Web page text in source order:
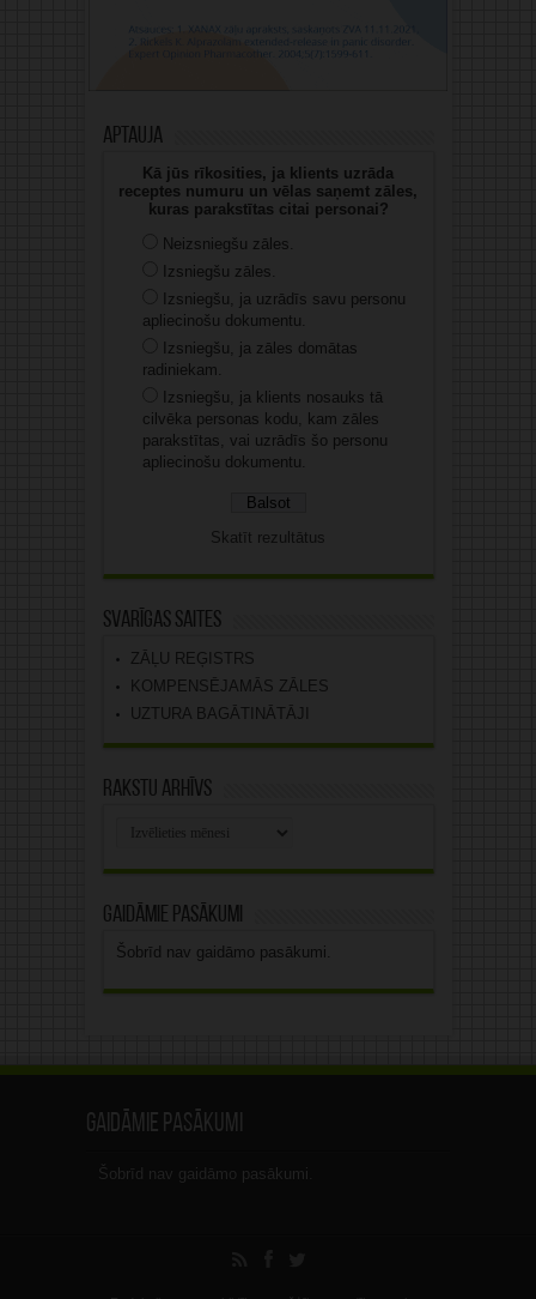
Aptauja
Kā jūs rīkosities, ja klients uzrāda
receptes numuru un vēlas saņemt zāles,
kuras parakstītas citai personai?
Neizsniegšu zāles.
Izsniegšu zāles.
Izsniegšu, ja uzrādīs savu personu
apliecinošu dokumentu.
Izsniegšu, ja zāles domātas
radiniekam.
Izsniegšu, ja klients nosauks tā
cilvēka personas kodu, kam zāles
parakstītas, vai uzrādīs šo personu
apliecinošu dokumentu.
Skatīt rezultātus
Svarīgas saites
ZĀĻU REĢISTRS
KOMPENSĒJAMĀS ZĀLES
UZTURA BAGĀTINĀTĀJI
Rakstu arhīvs
Gaidāmie pasākumi
Šobrīd nav gaidāmo pasākumi.
Gaidāmie pasākumi
Šobrīd nav gaidāmo pasākumi.